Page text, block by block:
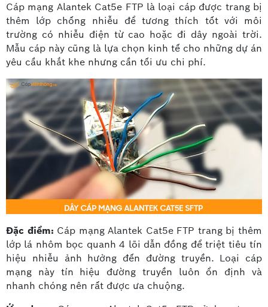
Cáp mạng Alantek Cat5e FTP là loại cáp được trang bị
thêm lớp chống nhiễu để tương thích tốt với môi
trường có nhiễu điện từ cao hoặc đi dây ngoài trời.
Mẫu cáp này cũng là lựa chọn kinh tế cho những dự án
yêu cầu khắt khe nhưng cần tối ưu chi phí.
Đặc điểm: Cáp mạng Alantek Cat5e FTP trang bị thêm
lớp lá nhôm bọc quanh 4 lõi dẫn đồng để triệt tiêu tín
hiệu nhiễu ảnh hưởng đến đường truyền. Loại cáp
mạng này tín hiệu đường truyền luôn ổn định và
nhanh chóng nên rất được ưa chuộng.